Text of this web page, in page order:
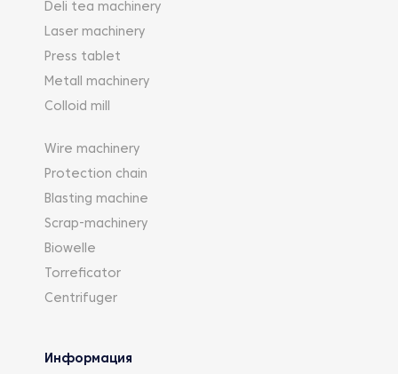
Deli tea machinery
Laser machinery
Press tablet
Metall machinery
Colloid mill
Wire machinery
Protection chain
Blasting machine
Scrap-machinery
Biowelle
Torreficator
Centrifuger
Информация